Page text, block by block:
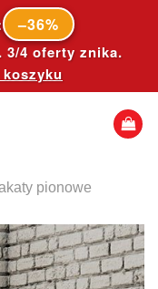
–36%
3/4 oferty znika.
pionowe